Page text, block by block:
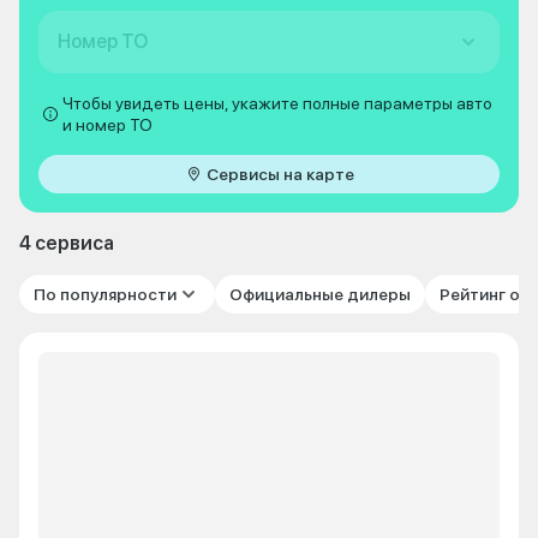
Номер ТО
Чтобы увидеть цены, укажите полные параметры авто
и номер ТО
Сервисы на карте
4 сервиса
По популярности Официальные дилеры Рейтинг